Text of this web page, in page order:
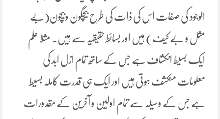
الوجود کی صفات اس کی ذات کی طرح بیچگون وبیچون(بے
مثل و بے کیف) ہیں اور بسائط حقیقیہ سے ہیں۔ مثلا علم
ایک بسیط انکشاف ہے جس کے ساتھ تمام ازل ابد کی
معلومات منکشف ہوتی ہیں اور ایک ہی قدرت کاملہ بسیط
ہے جس کے وسیلہ سے تمام اولین و آخرین کے مقدورات